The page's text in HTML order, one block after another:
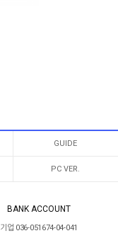
GUIDE
PC VER.
BANK ACCOUNT
기업 036-051674-04-041